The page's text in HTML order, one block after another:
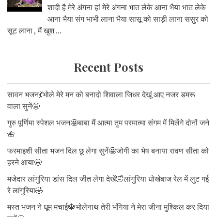
शादी है मेरे अंगना हां मेरे अंगना भात लेके आना भैया भात लेके
आना भैया संग भाभी लाना भैया सासू को साड़ी लाना ससुर को
सूट लाना , मैं खुश ...
Recent Posts
सावन भजन💃भोले मेरे मन को बनादो शिवाला जिधर देखूं आए नजर डमरू
वाला सुनें🤩
गुरु पूर्णिमा स्पेशल भजन🤩बाबा मैं आत्मा तुम परमात्मा संगम में मिलेंगे दोनों जने
🌺
फरमाइशी सीता भजन दिल छू लेगा सुनें🤩जोगी का भेष बनाया रावण सीता को
हरने आया🤩
मजेदार लांगुरिया डांस दिल जीत लेगा देखें🤣लांगुरिया धोखेबाज रेल में लुट गई
रे लांगुरिया🤣
मस्त भजन ने धूम मचाई🔱भोलेनाथ तेरी भंगिया ने मेरा जीना मुश्किल कर दिया